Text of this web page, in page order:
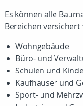
Es können alle
Bereichen versichert
Wohngebäude
Büro- und
Schulen und
Kaufhäuser und
Sport- und